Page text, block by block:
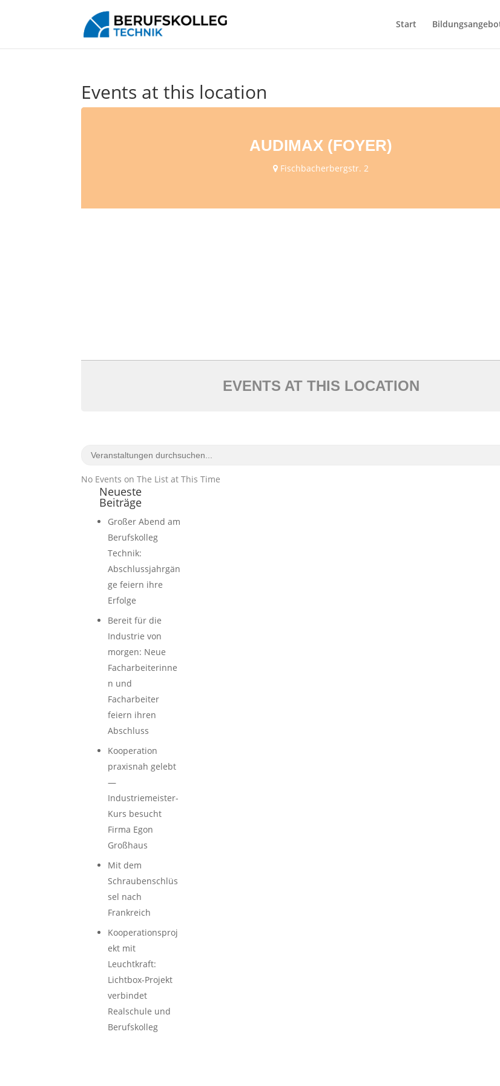
Start
Events at this location
AUDIMAX (FOYER)
Fischbacherbergstr. 2
EVENTS AT THIS LOCATION
No Events on The List at This Time
Neueste
Beiträge
Großer Abend am
Berufskolleg
Technik:
Abschlussjahrgän
ge feiern ihre
Erfolge
Bereit für die
Industrie von
morgen: Neue
Facharbeiterinne
n und
Facharbeiter
feiern ihren
Abschluss
Kooperation
praxisnah gelebt
—
Industriemeister-
Kurs besucht
Firma Egon
Großhaus
Mit dem
Schraubenschlüs
sel nach
Frankreich
Kooperationsproj
ekt mit
Leuchtkraft:
Lichtbox-Projekt
verbindet
Realschule und
Berufskolleg